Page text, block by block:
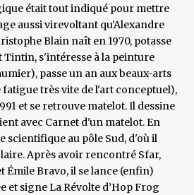
était tout indiqué pour mettre
aussi virevoltant qu’Alexandre
Blain naît en 1970, potasse
Tintin, s'intéresse à la peinture
passe un an aux beaux-arts
fatigue très vite de l'art conceptuel),
et se retrouve matelot. Il dessine
avec Carnet d'un matelot. En
scientifique au pôle Sud, d'où il
Après avoir rencontré Sfar,
Émile Bravo, il se lance (enfin)
et signe La Révolte d’Hop Frog